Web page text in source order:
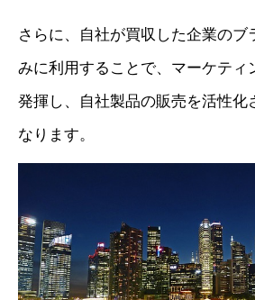
さらに、自社が買収した企業のブ
みに利用することで、マーケティ
発揮し、自社製品の販売を活性化
なります。